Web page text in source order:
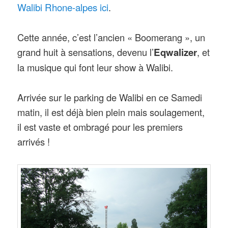
Walibi Rhone-alpes ici.
Cette année, c’est l’ancien « Boomerang », un
grand huit à sensations, devenu l’Eqwalizer, et
la musique qui font leur show à Walibi.
Arrivée sur le parking de Walibi en ce Samedi
matin, il est déjà bien plein mais soulagement,
il est vaste et ombragé pour les premiers
arrivés !